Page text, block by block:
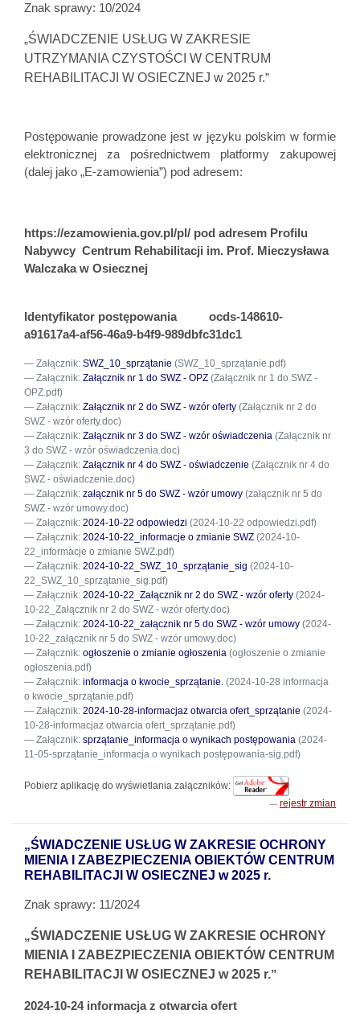
Znak sprawy: 10/2024
„ŚWIADCZENIE USŁUG W ZAKRESIE
UTRZYMANIA CZYSTOŚCI W CENTRUM
REHABILITACJI W OSIECZNEJ w 2025 r.”
Postępowanie prowadzone jest w języku polskim w formie
elektronicznej za pośrednictwem platformy zakupowej
(dalej jako „E-zamowienia”) pod adresem:
https://ezamowienia.gov.pl/pl/ pod adresem Profilu
Nabywcy Centrum Rehabilitacji im. Prof. Mieczysława
Walczaka w Osiecznej
Identyfikator postępowania
ocds-148610-
a91617a4-af56-46a9-b4f9-989dbfc31dc1
Załącznik: SWZ_10_sprzątanie (SWZ_10_sprzątanie.pdf)
Załącznik: Załącznik nr 1 do SWZ - OPZ (Załącznik nr 1 do SWZ -
OPZ.pdf)
Załącznik: Załącznik nr 2 do SWZ - wzór oferty (Załącznik nr 2 do
SWZ - wzór oferty.doc)
Załącznik: Załącznik nr 3 do SWZ - wzór oświadczenia (Załącznik nr
3 do SWZ - wzór oświadczenia.doc)
Załącznik: Załącznik nr 4 do SWZ - oświadczenie (Załącznik nr 4 do
SWZ - oświadczenie.doc)
Załącznik: załącznik nr 5 do SWZ - wzór umowy (załącznik nr 5 do
SWZ - wzór umowy.doc)
Załącznik: 2024-10-22 odpowiedzi (2024-10-22 odpowiedzi.pdf)
Załącznik: 2024-10-22_informacje o zmianie SWZ (2024-10-
22_informacje o zmianie SWZ.pdf)
Załącznik: 2024-10-22_SWZ_10_sprzątanie_sig (2024-10-
22_SWZ_10_sprzątanie_sig.pdf)
Załącznik: 2024-10-22_Załącznik nr 2 do SWZ - wzór oferty (2024-
10-22_Załącznik nr 2 do SWZ - wzór oferty.doc)
Załącznik: 2024-10-22_załącznik nr 5 do SWZ - wzór umowy (2024-
10-22_załącznik nr 5 do SWZ - wzór umowy.doc)
Załącznik: ogłoszenie o zmianie ogłoszenia (ogłoszenie o zmianie
ogłoszenia.pdf)
Załącznik: informacja o kwocie_sprzątanie. (2024-10-28 informacja
o kwocie_sprzątanie.pdf)
Załącznik: 2024-10-28-informacjaz otwarcia ofert_sprzątanie (2024-
10-28-informacjaz otwarcia ofert_sprzątanie.pdf)
Załącznik: sprzątanie_informacja o wynikach postępowania (2024-
11-05-sprzątanie_informacja o wynikach postępowania-sig.pdf)
Pobierz aplikację do wyświetlania załączników:
rejestr zmian
„ŚWIADCZENIE USŁUG W ZAKRESIE OCHRONY
MIENIA I ZABEZPIECZENIA OBIEKTÓW CENTRUM
REHABILITACJI W OSIECZNEJ w 2025 r.
Znak sprawy: 11/2024
„ŚWIADCZENIE USŁUG W ZAKRESIE OCHRONY
MIENIA I ZABEZPIECZENIA OBIEKTÓW CENTRUM
REHABILITACJI W OSIECZNEJ w 2025 r.”
2024-10-24 informacja z otwarcia ofert